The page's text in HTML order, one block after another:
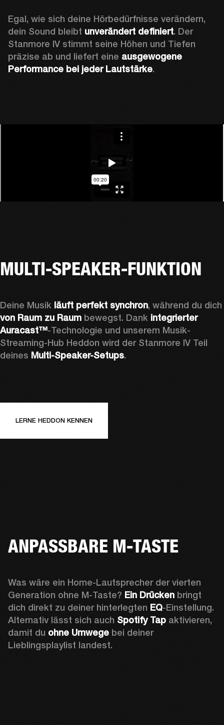
Egal, wie sich deine Hörbedürfnisse verändern,
dein Sound bleibt unverändert definiert. Der
Stanmore IV stimmt seine Höhen und Tiefen
präzise ab und liefert eine ausgewogene
Performance bei jeder Lautstärke.
MULTI-SPEAKER-FUNKTION
Deine Musik läuft perfekt synchron
von Raum zu Raum bewegst. Dank integrierter
Auracast™-Technologie und unserem Musik-
Streaming-Hub Heddon wird der Stanmore IV Teil
deines Multi-Speaker-Setups.
LERNE HEDDON KENNEN
ANPASSBARE M-TASTE
Was wäre ein Home-Lautsprecher der vierten
Generation ohne M-Taste? Ein Drücken bringt
dich direkt zu deiner hinterlegten EQ-Einstellung.
Alternativ lässt sich auch Spotify Tap aktivieren,
damit du ohne Umwege bei deiner
Lieblingsplaylist landest.